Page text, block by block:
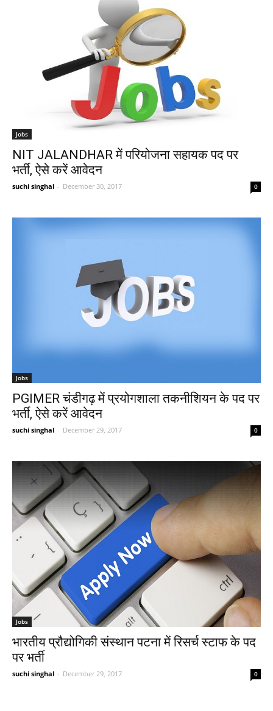
Jobs
NIT JALANDHAR में परियोजना सहायक पद पर
भर्ती, ऐसे करें आवेदन
suchi singhal - December 30, 2017 0
Jobs
PGIMER चंडीगढ़ में प्रयोगशाला तकनीशियन के पद पर
भर्ती, ऐसे करें आवेदन
suchi singhal - December 29, 2017 0
Jobs
भारतीय प्रौद्योगिकी संस्थान पटना में रिसर्च स्टाफ के पद
पर भर्ती
suchi singhal - December 29, 2017 0